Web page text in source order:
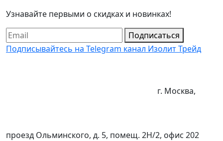
Узнавайте первыми о скидках и новинках!
Подписаться
Подписывайтесь на Telegram канал Изолит Трейд
г. Москва,
проезд Ольминского, д. 5, помещ. 2Н/2, офис 202